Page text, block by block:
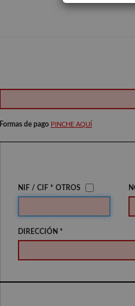
Formas de pago PINCHE AQUÍ
NIF / CIF * OTROS
DIRECCIÓN *